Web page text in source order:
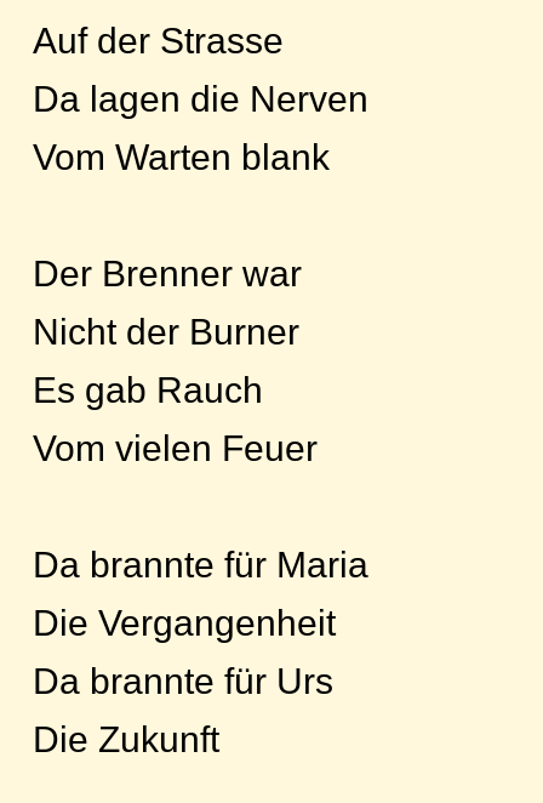
Auf der Strasse
Da lagen die Nerven
Vom Warten blank
Der Brenner war
Nicht der Burner
Es gab Rauch
Vom vielen Feuer
Da brannte für Maria
Die Vergangenheit
Da brannte für Urs
Die Zukunft